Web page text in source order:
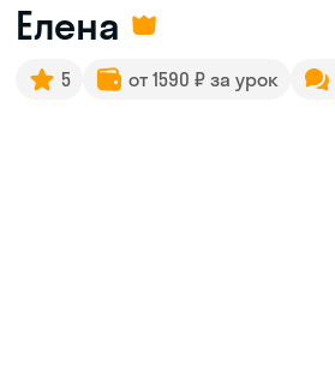
Елена
5 от 1590 ₽ за урок